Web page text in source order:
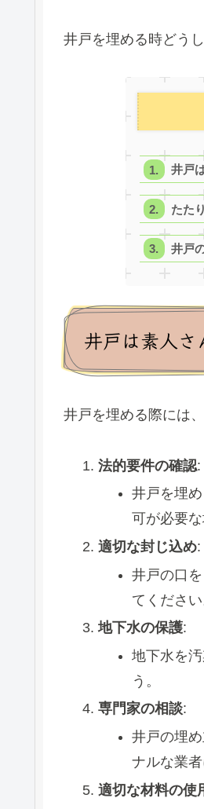
井戸を埋める時どう
井戸
たた
井戸
井戸は素人
井戸を埋める際には
法的要件の確認:
井戸を埋
可が必要な
適切な封じ込め:
井戸の口
てくださ
地下水の保護:
地下水を
う。
専門家の相談:
井戸の埋
ナルな業
適切な材料の使